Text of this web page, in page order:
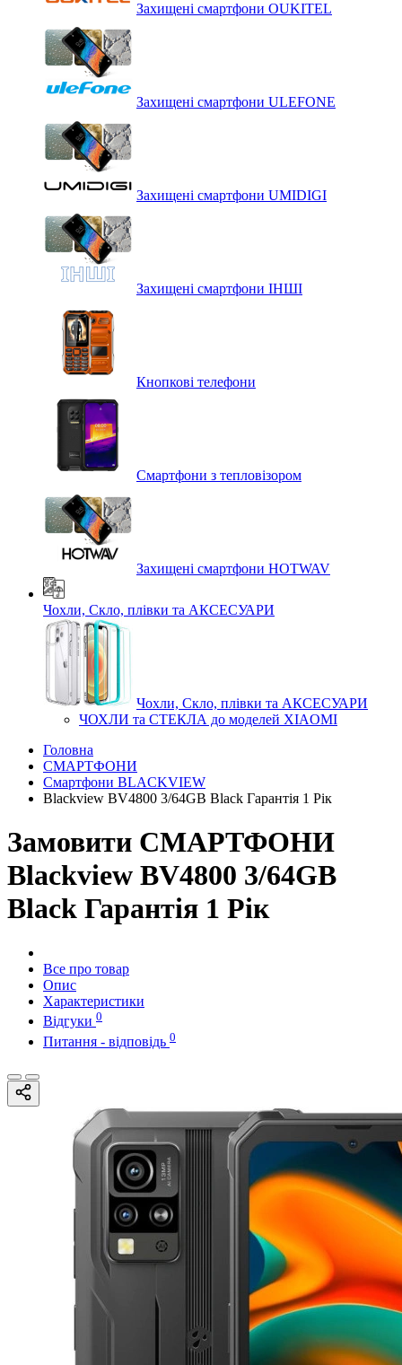
Захищені смартфони OUKITEL
Захищені смартфони ULEFONE
Захищені смартфони UMIDIGI
Захищені смартфони ІНШІ
Кнопкові телефони
Смартфони з тепловізором
Захищені смартфони HOTWAV
Чохли, Скло, плівки та АКСЕСУАРИ
Чохли, Скло, плівки та АКСЕСУАРИ
ЧОХЛИ та СТЕКЛА до моделей XIAOMI
Головна
СМАРТФОНИ
Смартфони BLACKVIEW
Blackview BV4800 3/64GB Black Гарантія 1 Рік
Замовити СМАРТФОНИ
Blackview BV4800 3/64GB
Black Гарантія 1 Рік
Все про товар
Опис
Характеристики
Відгуки 0
Питання - відповідь 0